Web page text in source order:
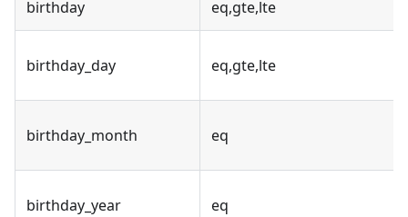
birthday eq,gte,lte
birthday_day eq,gte,lte
birthday_month eq
birthday_year eq